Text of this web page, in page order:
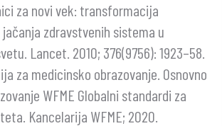
za novi vek: transformacija
zdravstvenih sistema u
Lancet. 2010; 376(9756): 1923–58.
za medicinsko obrazovanje. Osnovno
WFME Globalni standardi za
Kancelarija WFME; 2020.